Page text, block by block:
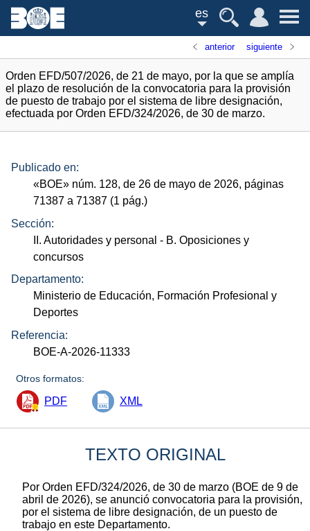
es
anterior siguiente
Orden EFD/507/2026, de 21 de mayo, por la que se amplía
el plazo de resolución de la convocatoria para la provisión
de puesto de trabajo por el sistema de libre designación,
efectuada por Orden EFD/324/2026, de 30 de marzo.
Publicado en:
«BOE» núm. 128, de 26 de mayo de 2026, páginas
71387 a 71387 (1 pág.)
Sección:
II. Autoridades y personal - B. Oposiciones y
concursos
Departamento:
Ministerio de Educación, Formación Profesional y
Deportes
Referencia:
BOE-A-2026-11333
Otros formatos:
PDF XML
TEXTO ORIGINAL
Por Orden EFD/324/2026, de 30 de marzo (BOE de 9 de
abril de 2026), se anunció convocatoria para la provisión,
por el sistema de libre designación, de un puesto de
trabajo en este Departamento.